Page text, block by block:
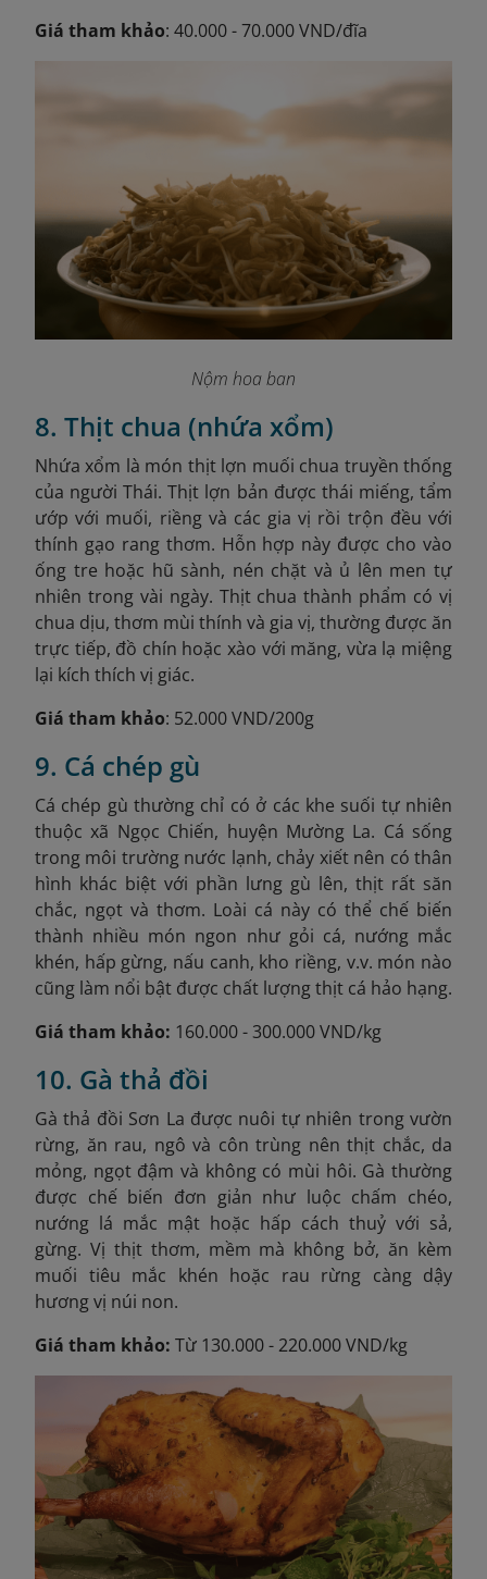
Giá tham khảo: 40.000 - 70.000 VND/đĩa
Nộm hoa ban
8. Thịt chua (nhứa xổm)
Nhứa xổm là món thịt lợn muối chua truyền thống
của người Thái. Thịt lợn bản được thái miếng, tẩm
ướp với muối, riềng và các gia vị rồi trộn đều với
thính gạo rang thơm. Hỗn hợp này được cho vào
ống tre hoặc hũ sành, nén chặt và ủ lên men tự
nhiên trong vài ngày. Thịt chua thành phẩm có vị
chua dịu, thơm mùi thính và gia vị, thường được ăn
trực tiếp, đồ chín hoặc xào với măng, vừa lạ miệng
lại kích thích vị giác.
Giá tham khảo: 52.000 VND/200g
9. Cá chép gù
Cá chép gù thường chỉ có ở các khe suối tự nhiên
thuộc xã Ngọc Chiến, huyện Mường La. Cá sống
trong môi trường nước lạnh, chảy xiết nên có thân
hình khác biệt với phần lưng gù lên, thịt rất săn
chắc, ngọt và thơm. Loài cá này có thể chế biến
thành nhiều món ngon như gỏi cá, nướng mắc
khén, hấp gừng, nấu canh, kho riềng, v.v. món nào
cũng làm nổi bật được chất lượng thịt cá hảo hạng.
Giá tham khảo: 160.000 - 300.000 VND/kg
10. Gà thả đồi
Gà thả đồi Sơn La được nuôi tự nhiên trong vườn
rừng, ăn rau, ngô và côn trùng nên thịt chắc, da
mỏng, ngọt đậm và không có mùi hôi. Gà thường
được chế biến đơn giản như luộc chấm chéo,
nướng lá mắc mật hoặc hấp cách thuỷ với sả,
gừng. Vị thịt thơm, mềm mà không bở, ăn kèm
muối tiêu mắc khén hoặc rau rừng càng dậy
hương vị núi non.
Giá tham khảo: Từ 130.000 - 220.000 VND/kg